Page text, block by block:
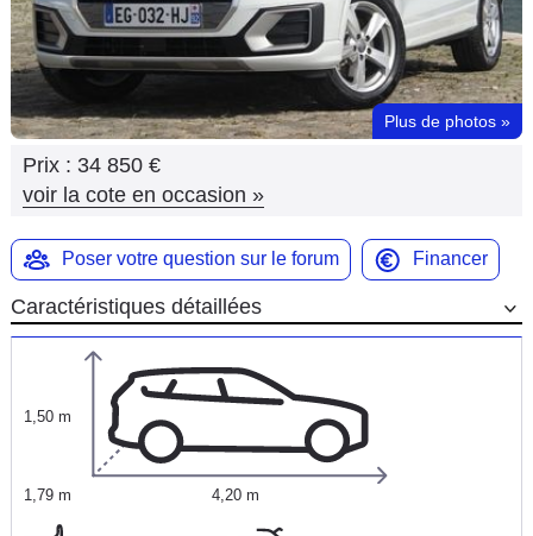
Services
Forum
Moto
Marques
Plus de photos »
Prix : 34 850 €
voir la cote en occasion »
Poser votre question sur le forum Financer
Caractéristiques détaillées
1,50 m
1,79 m 4,20 m